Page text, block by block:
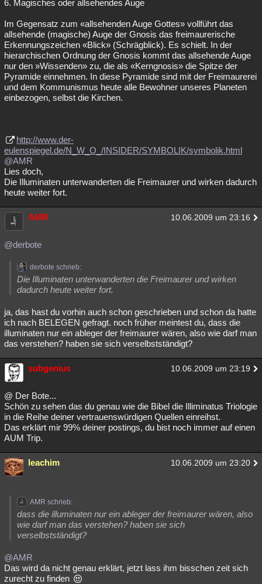
6. Magisches oder allsehendes Auge
Im Gegensatz zum «allsehenden Auge Gottes» vollführt das
allsehende (magische) Auge der Gnosis das freimaurerische
Erkennungszeichen «Blick» (Schrägblick). Es schielt. In der
hierarchischen Ordnung der Gnosis kommt das allsehende Auge
nur den »Wissenden» zu, die als «Kerngnosis» die Spitze der
Pyramide einnehmen. In diese Pyramide sind mit der Freimaurerei
und dem Kommunismus heute alle Bewohner unseres Planeten
einbezogen, selbst die Kirchen.
http://www.der-
eulenspiegel.de/N_W_O_/INSIDER/SYMBOLIK/symbolik.html
@AMR
Lies doch,
Die Illuminaten unterwanderten die Freimaurer und wirken dadurch
heute weiter fort.
AMR 10.06.2009 um 23:16
@derbote
derbote schrieb:
Die Illuminaten unterwanderten die Freimaurer und wirken
dadurch heute weiter fort.
ja, das hast du vorhin auch schon geschrieben und schon da hatte
ich nach BELEGEN gefragt. noch früher meintest du, dass die
illuminaten nur ein ableger der freimaurer wären, also wie darf man
das verstehen? haben sie sich verselbstständigt?
subgenius 10.06.2009 um 23:19
@ Der Bote...
Schön zu sehen das du genau wie die Bibel die Illiminatus Triologie
in die Reihe deiner vertrauenswürdigen Quellen einreihst.
Das erklärt mir 99% deiner postings, du bist noch immer auf einen
AUM Trip.
leachim 10.06.2009 um 23:20
AMR schrieb:
dass die illuminaten nur ein ableger der freimaurer wären, also
wie darf man das verstehen? haben sie sich
verselbstständigt?
@AMR
Das wird da nicht genau erklärt, jetzt lass ihm bisschen zeit sich
zurecht zu finden